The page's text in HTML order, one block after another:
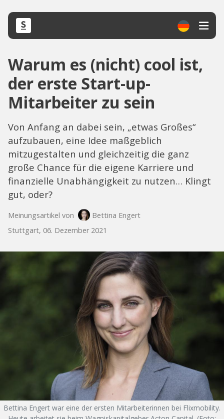
Warum es (nicht) cool ist,
der erste Start-up-
Mitarbeiter zu sein
Von Anfang an dabei sein, „etwas Großes“
aufzubauen, eine Idee maßgeblich
mitzugestalten und gleichzeitig die ganz
große Chance für die eigene Karriere und
finanzielle Unabhängigkeit zu nutzen… Klingt
gut, oder?
Meinungsartikel von
Bettina Engert
Stuttgart, 06. Dezember 2021
Bettina Engert war eine der ersten Mitarbeiterinnen bei Flixmobility.